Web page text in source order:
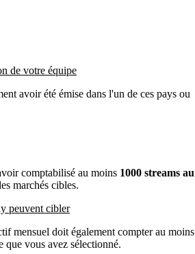
de votre équipe
avoir été émise dans l'un de ces pays ou
comptabilisé au moins 1000 streams au
marchés cibles.
peuvent cibler
mensuel doit également compter au moins
que vous avez sélectionné.